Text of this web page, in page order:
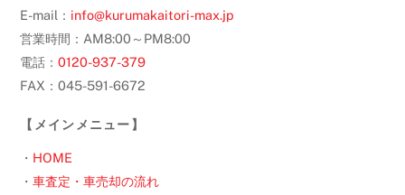
E-mail： info@kurumakaitori-max.jp
営業時間：AM8:00～PM8:00
電話：0120-937-379
FAX：045-591-6672
【メインメニュー】
・ HOME
・車査定・車売却の流れ